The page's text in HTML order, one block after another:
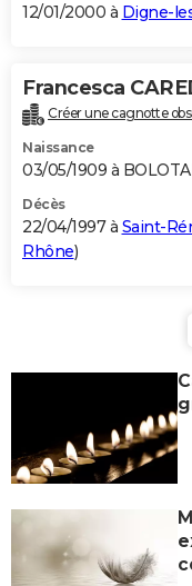
12/01/2000 à Digne-
Francesca
Créer une cagnotte
Naissance
03/05/1909 à
Décès
22/04/1997 à Saint-
Rhône)